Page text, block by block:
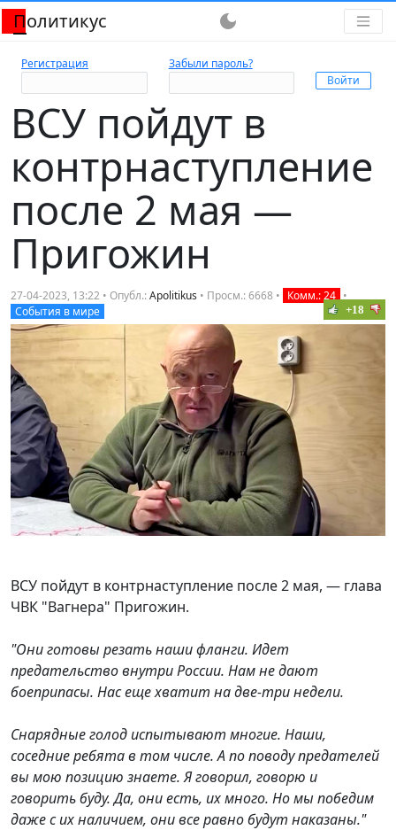
Политикус dark_mode
Регистрация Забыли пароль?
ВСУ пойдут в
контрнаступление
после 2 мая —
Пригожин
27-04-2023, 13:22 • Опубл.:Apolitikus • Просм.: 6668 • Комм.: 24 •
События в мире
+18
ВСУ пойдут в контрнаступление после 2 мая, — глава
ЧВК "Вагнера" Пригожин.
"Они готовы резать наши фланги. Идет
предательство внутри России. Нам не дают
боеприпасы. Нас еще хватит на две-три недели.
Снарядные голод испытывают многие. Наши,
соседние ребята в том числе. А по поводу предателей
вы мою позицию знаете. Я говорил, говорю и
говорить буду. Да, они есть, их много. Но мы победим
даже с их наличием, они все равно будут наказаны."